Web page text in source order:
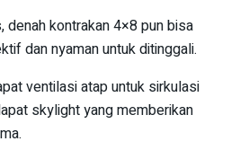
denah kontrakan 4×8 pun bisa
dan nyaman untuk ditinggali.
ventilasi atap untuk sirkulasi
skylight yang memberikan